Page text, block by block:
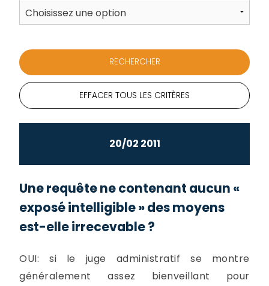
EFFACER TOUS LES CRITÈRES
20/02 2011
Une requête ne contenant aucun «
exposé intelligible » des moyens
est-elle irrecevable ?
OUI: si le juge administratif se montre
généralement assez bienveillant pour